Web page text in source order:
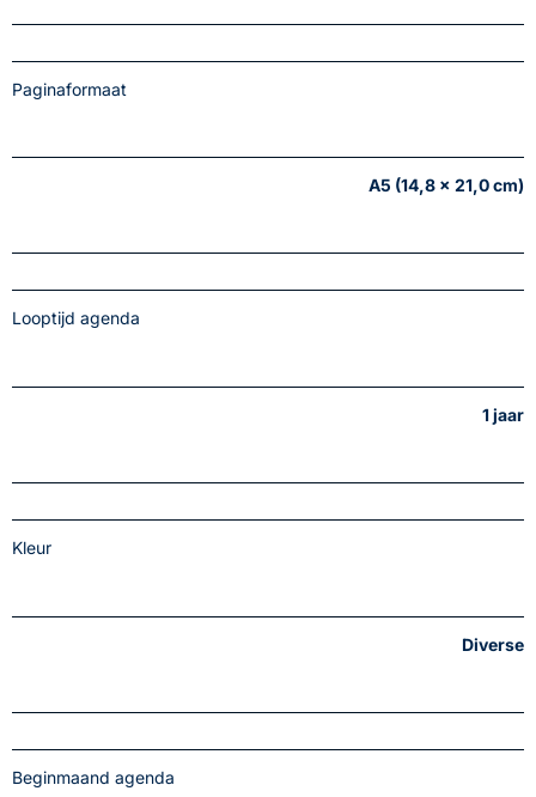
Paginaformaat
A5 (14,8 x 21,0 cm)
Looptijd agenda
1 jaar
Kleur
Diverse
Beginmaand agenda